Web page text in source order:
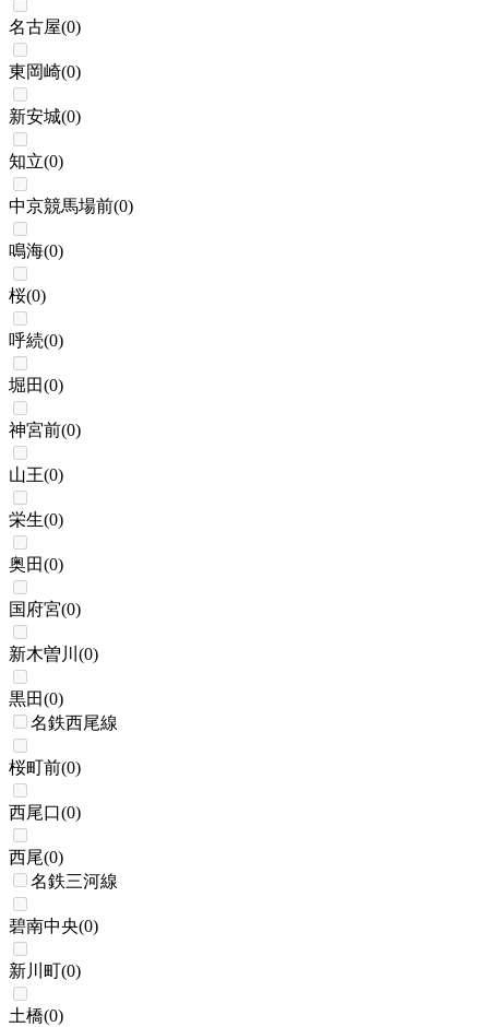
名古屋(0)
東岡崎(0)
新安城(0)
知立(0)
中京競馬場前(0)
鳴海(0)
桜(0)
呼続(0)
堀田(0)
神宮前(0)
山王(0)
栄生(0)
奥田(0)
国府宮(0)
新木曽川 (0)
黒田(0)
名鉄西尾線
桜町前(0)
西尾口(0)
西尾(0)
名鉄三河線
碧南中央(0)
新川町(0)
土橋(0)